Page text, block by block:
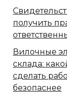
получить
Вилочные
склада:
сделать
безопаснее